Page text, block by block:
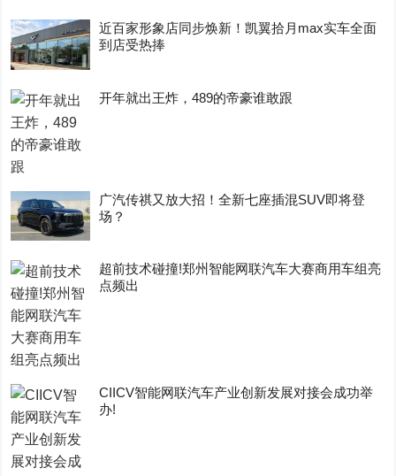
近百家形象店同步焕新！凯翼拾月max实车全面
到店受热捧
开年就出王炸，489的帝豪谁敢跟
广汽传祺又放大招！全新七座插混SUV即将登
场？
超前技术碰撞!郑州智能网联汽车大赛商用车组亮
点频出
CIICV智能网联汽车产业创新发展对接会成功举
办!